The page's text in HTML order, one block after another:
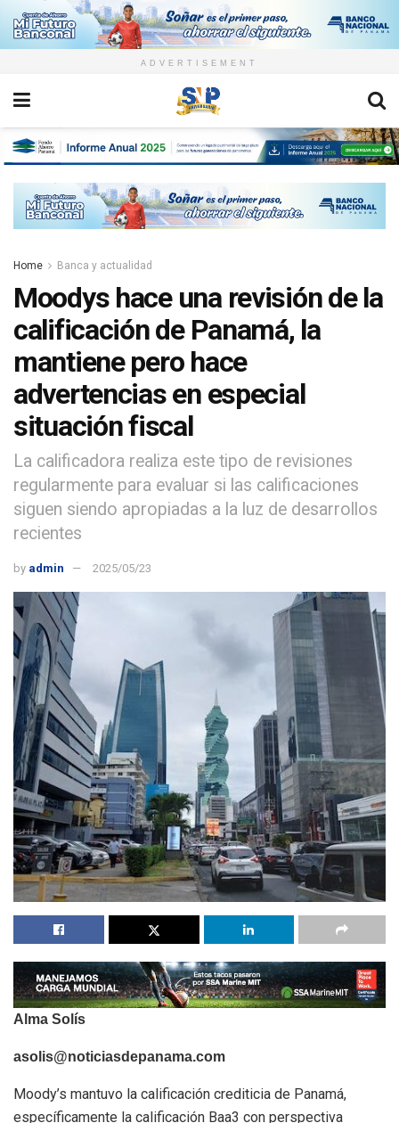
ADVERTISEMENT
Home Banca y actualidad
Moodys hace una revisión de la
calificación de Panamá, la
mantiene pero hace
advertencias en especial
situación fiscal
La calificadora realiza este tipo de revisiones
regularmente para evaluar si las calificaciones
siguen siendo apropiadas a la luz de desarrollos
recientes
by admin 2025/05/23
Alma Solís
asolis@noticiasdepanama.com
Moody’s mantuvo la calificación crediticia de Panamá,
específicamente la calificación Baa3 con perspectiva